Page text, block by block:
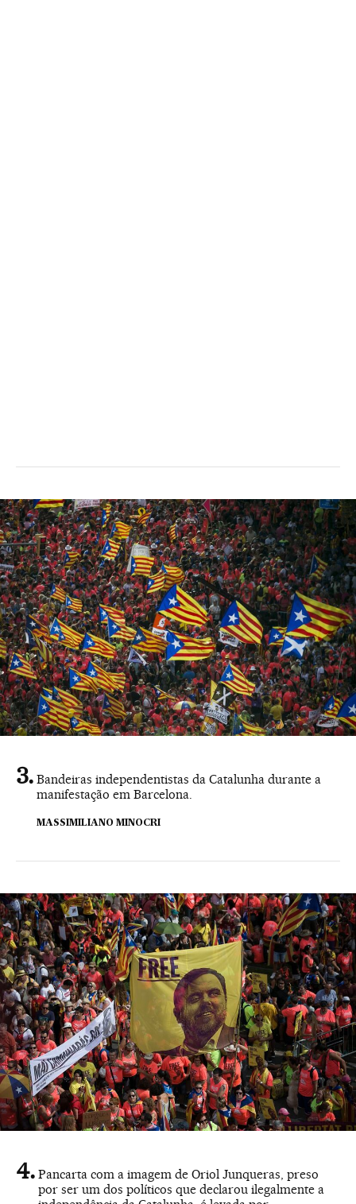
Bandeiras independentistas da Catalunha durante a
manifestação em Barcelona.
MASSIMILIANO MINOCRI
Pancarta com a imagem de Oriol Junqueras, preso
por ser um dos políticos que declarou ilegalmente a